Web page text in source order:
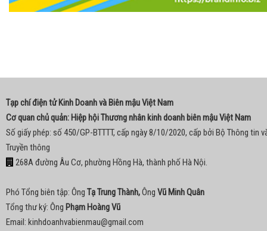
Tạp chí điện tử Kinh Doanh và Biên mậu Việt Nam
Cơ quan chủ quản: Hiệp hội Thương nhân kinh doanh biên mậu Việt Nam
Số giấy phép: số 450/GP-BTTTT, cấp ngày 8/10/2020, cấp bởi Bộ Thông tin
Truyền thông
268A đường Âu Cơ, phường Hồng Hà, thành phố Hà Nội.
Phó Tổng biên tập: Ông Tạ Trung Thành,Ông Vũ Minh Quân
Tổng thư ký: Ông Phạm Hoàng Vũ
Email: kinhdoanhvabienmau@gmail.com